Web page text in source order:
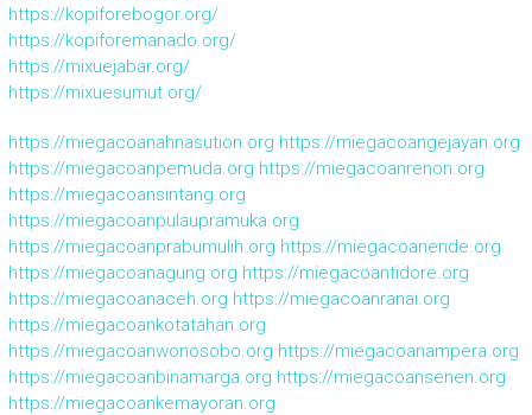
https://kopiforebogor.org/
https://kopiforemanado.org/
https://mixuejabar.org/
https://mixuesumut.org/
https://miegacoanahnasution.org https://miegacoangejayan.org
https://miegacoanpemuda.org https://miegacoanrenon.org
https://miegacoansintang.org
https://miegacoanpulaupramuka.org
https://miegacoanprabumulih.org https://miegacoanende.org
https://miegacoanagung.org https://miegacoantidore.org
https://miegacoanaceh.org https://miegacoanranai.org
https://miegacoankotatahan.org
https://miegacoanwonosobo.org https://miegacoanampera.org
https://miegacoanbinamarga.org https://miegacoansenen.org
https://miegacoankemayoran.org